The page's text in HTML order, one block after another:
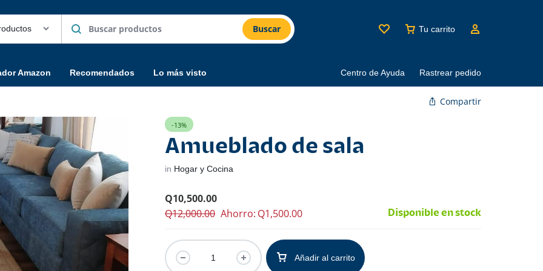
Buscar Tu carrito
Amazon Recomendados Lo más visto Centro de Ayuda Rastrear pedido
Compartir
-13%
Amueblado de sala
in Hogar y Cocina
Q10,500.00
Q12,000.00 Ahorro: Q1,500.00 Disponible en stock
Añadir al carrito